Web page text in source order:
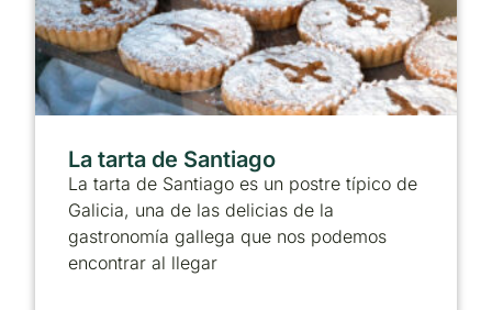
La tarta de Santiago
La tarta de Santiago es un postre típico de
Galicia, una de las delicias de la
gastronomía gallega que nos podemos
encontrar al llegar